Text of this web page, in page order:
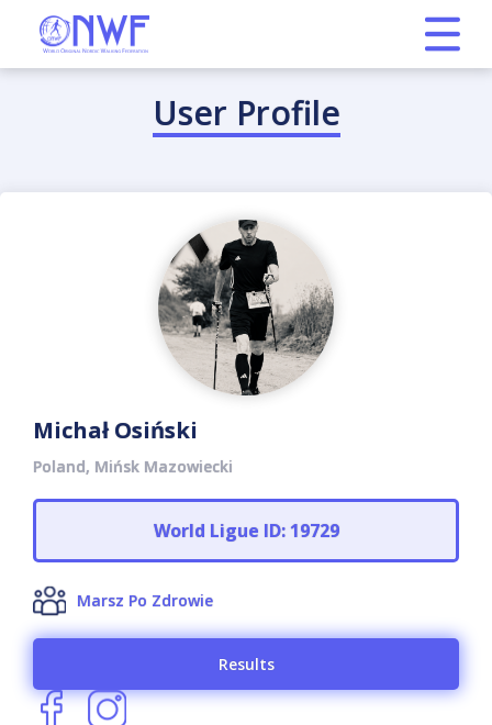
User Profile
Michał Osiński
Poland, Mińsk Mazowiecki
World Ligue ID: 19729
Marsz Po Zdrowie
Results